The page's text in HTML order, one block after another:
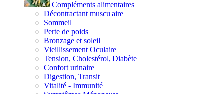
Compléments alimentaires
Décontractant musculaire
Sommeil
Perte de poids
Bronzage et soleil
Vieillissement Oculaire
Tension, Cholestérol, Diabète
Confort urinaire
Digestion, Transit
Vitalité - Immunité